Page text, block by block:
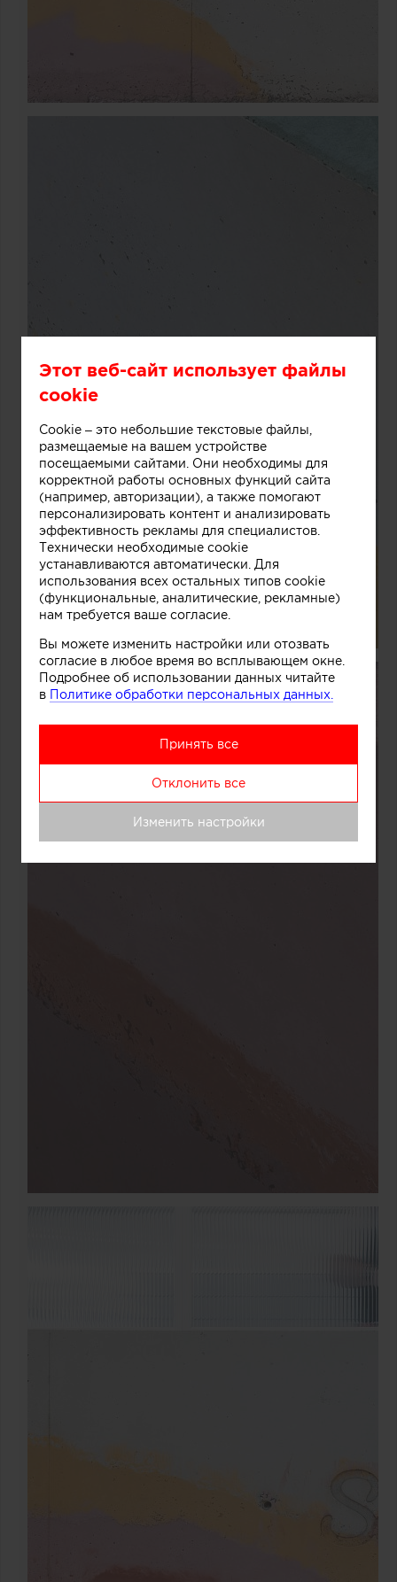
Этот веб-сайт использует файлы
cookie
Cookie – это небольшие текстовые файлы,
размещаемые на вашем устройстве
посещаемыми сайтами. Они необходимы для
корректной работы основных функций сайта
(например, авторизации), а также помогают
персонализировать контент и анализировать
эффективность рекламы для специалистов.
Технически необходимые cookie
устанавливаются автоматически. Для
использования всех остальных типов cookie
(функциональные, аналитические, рекламные)
нам требуется ваше согласие.
Вы можете изменить настройки или отозвать
согласие в любое время во всплывающем окне.
Подробнее об использовании данных читайте
в Политике обработки персональных данных.
Принять все
Отклонить все
Изменить настройки